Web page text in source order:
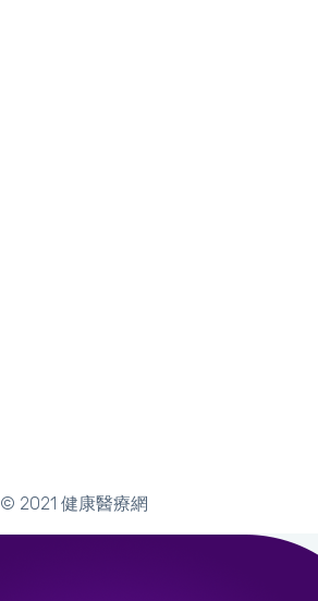
© 2021 健康醫療網